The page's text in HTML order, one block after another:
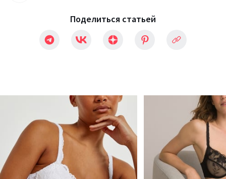
Поделиться статьей